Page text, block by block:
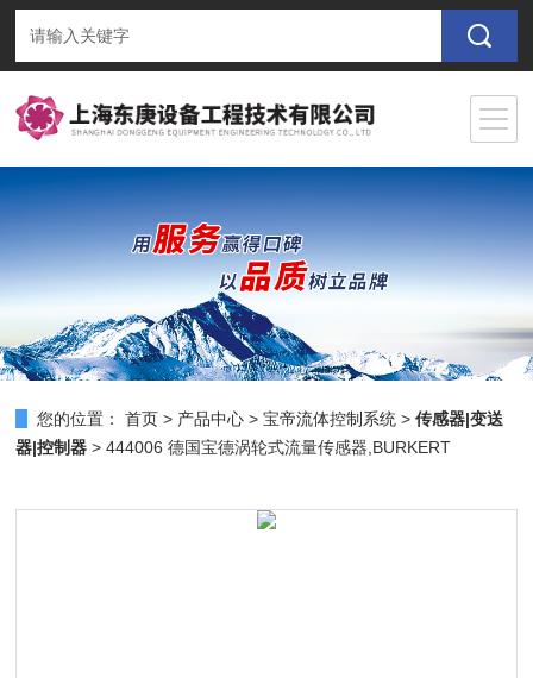
您的位置： 首页 > 产品中心 >宝帝流体控制系统 >传感器|变送
器|控制器 > 444006 德国宝德涡轮式流量传感器,BURKERT